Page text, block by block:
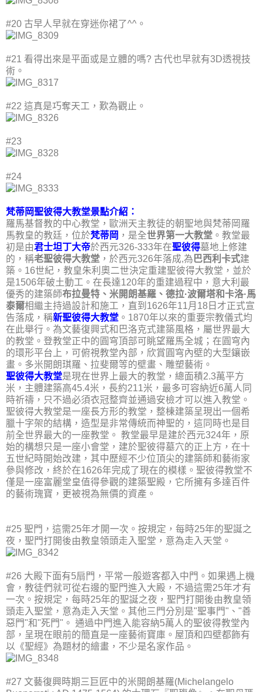
#20 古早人早就在穿迷你裙了^^。
#21 看得出來是平面或是立體的嗎? 古代也早就有3D透視技
術。
#22 這真是巧奪天工，歎為觀止。
#23
#24
梵蒂岡聖彼得大教堂景點介紹：
羅馬基督教的中心教堂，歐洲天主教徒的朝聖地與梵蒂岡羅
馬教皇的教廷，位於梵蒂岡 ，是全世界第一大教堂 。教堂最
初是由君士坦丁大帝於西元326-333年在聖彼得墓地上修建
的，稱老聖彼得大教堂 ，於西元326年落成,為 巴西利卡式建
築。16世紀，教皇朱利奧二世決定重建聖彼得大教堂，並於
是1506年破土動工。在長達120年的重建過程中，意大利最
優秀的建築師布拉曼特、米開朗基羅、德拉·波爾塔和卡洛·馬
泰爾相繼主持過設計和施工，直到1626年11月18日才正式宣
告落成，稱新聖彼得大教堂 。1870年以來的重要宗教儀式均
在此舉行。為文藝復興式和巴洛克式建築風格，屬世界最大
的教堂。登教堂正中的圓穹頂部可眺望羅馬全城；在圓穹內
的環形平台上，可俯視教堂內部，欣賞圓穹內壁的大型鑲嵌
畫。多米開朗琪羅、拉斐爾等的壁畫、雕塑藝術。
聖彼得大教堂是現在世界上最大的教堂，總面積2.3萬平方
米，主體建築高45.4米，長約211米，最多可容納近6萬人同
時祈禱，只不過必須衣冠整齊並通過安檢才可以進入教堂。
聖彼得大教堂是一座長方形的教堂，整棟建築呈現出一個希
臘十字架的結構，造型是非常傳統而神聖的，這同時也是目
前全世界最大的一座教堂。 教堂最早是建於西元324年，原
始的構想只是一座小會堂，建於聖彼得墓穴的正上方，在十
五世紀時開始改建，其中歷經不少位頂尖的建築師和藝術家
參與修改，終於在1626年完成了現在的模樣。聖彼得教堂不
僅是一座富麗堂皇值得參觀的建築聖殿，它所擁有多達百件
的藝術瑰寶，更被視為無價的資產。
#25 聖門，這需25年才開一次。按規定，每時25年的聖誕之
夜，聖門打開後由教皇領頭走入聖堂，意為走入天堂。
#26 大殿下面有5扇門，平常一般遊客都入中門。如果遇上機
會，教徒們就可從右邊的聖門進入大殿，不過這需25年才有
一次。按規定，每時25年的聖誕之夜，聖門打開後由教皇領
頭走入聖堂，意為走入天堂。其他三門分別是"聖事門"、"善
惡門"和"死門"。 通過中門進入能容納5萬人的聖彼得教堂內
部，呈現在眼前的簡直是一座藝術寶庫。屋頂和四壁都飾有
以《聖經》為題材的繪畫，不少是名家作品。
#27 文藝復興時期三巨匠中的米開朗基羅(Michelangelo